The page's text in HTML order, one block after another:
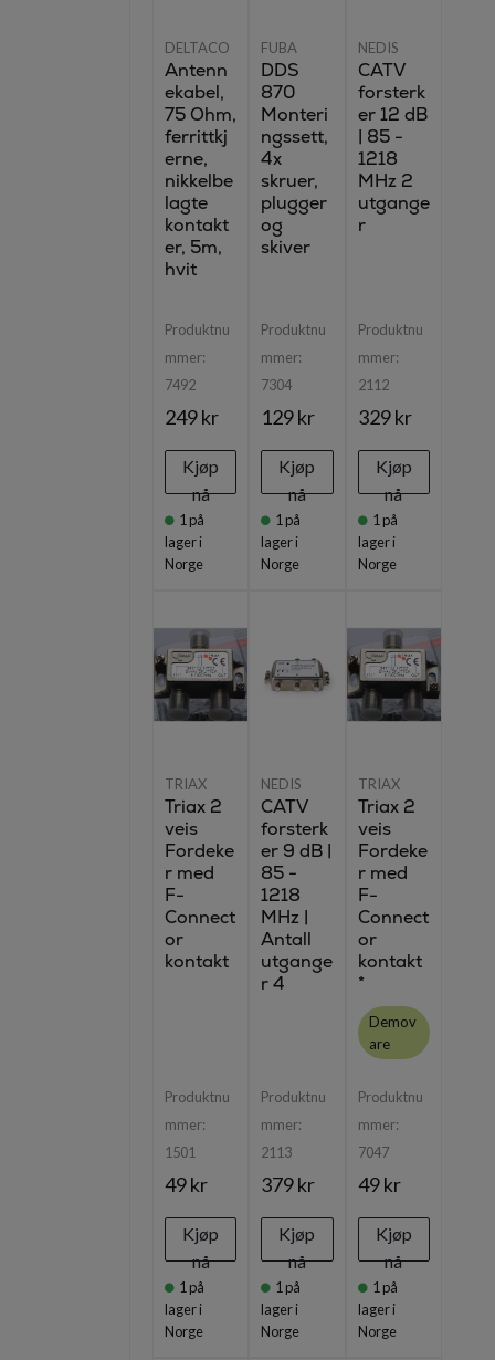
DELTACO
Antenn
ekabel,
75 Ohm,
ferrittkj
erne,
nikkelbe
lagte
kontakt
er, 5m,
hvit
Produktnu
mmer:
7492
249 kr
Kjøp
nå
1 på
lager i
Norge
FUBA
DDS
870
Monteri
ngssett,
4x
skruer,
plugger
og
skiver
Produktnu
mmer:
7304
129 kr
Kjøp
nå
1 på
lager i
Norge
NEDIS
CATV
forsterk
er 12 dB
| 85 -
1218
MHz 2
utgange
r
Produktnu
mmer:
2112
329 kr
Kjøp
nå
1 på
lager i
Norge
TRIAX
Triax 2
veis
Fordeke
r med
F-
Connect
or
kontakt
Produktnu
mmer:
1501
49 kr
Kjøp
nå
1 på
lager i
Norge
NEDIS
CATV
forsterk
er 9 dB |
85 -
1218
MHz |
Antall
utgange
r 4
Produktnu
mmer:
2113
379 kr
Kjøp
nå
1 på
lager i
Norge
TRIAX
Triax 2
veis
Fordeke
r med
F-
Connect
or
kontakt
*
Demov
are
Produktnu
mmer:
7047
49 kr
Kjøp
nå
1 på
lager i
Norge